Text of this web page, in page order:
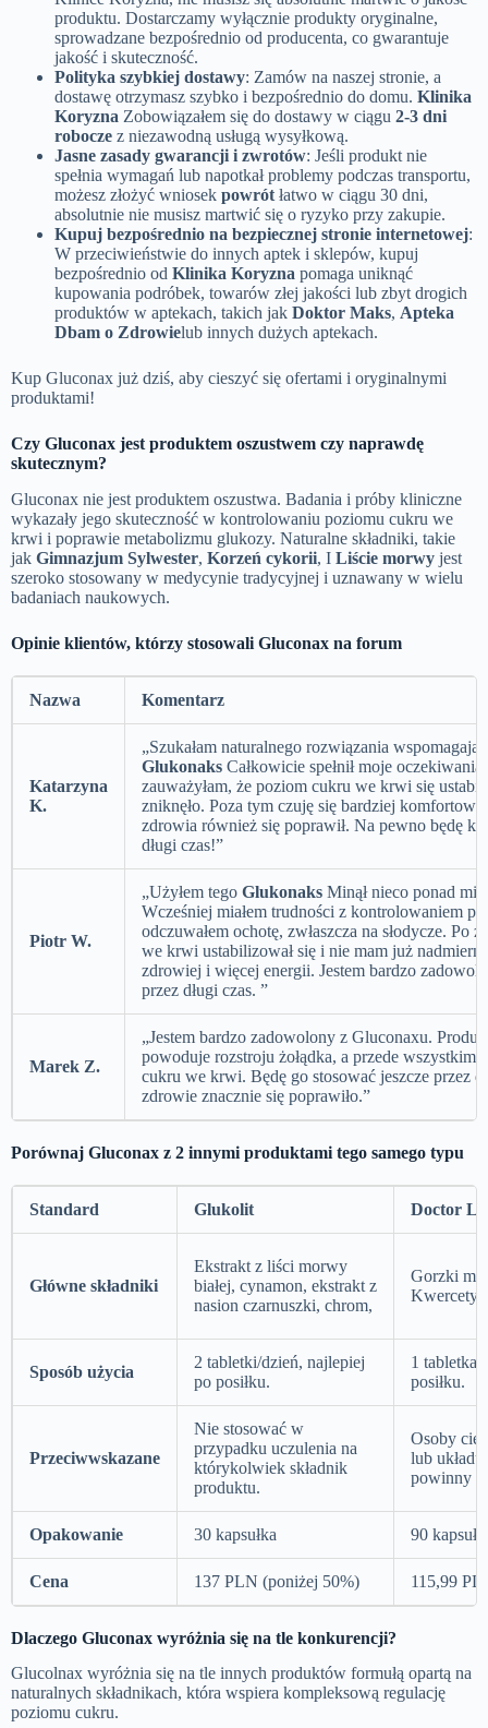
produktu. Dostarczamy wyłącznie produkty oryginalne,
sprowadzane bezpośrednio od producenta, co gwarantuje
jakość i skuteczność.
Polityka szybkiej dostawy: Zamów na naszej stronie, a
dostawę otrzymasz szybko i bezpośrednio do domu. Klinika
Koryzna Zobowiązałem się do dostawy w ciągu 2-3 dni
robocze z niezawodną usługą wysyłkową.
Jasne zasady gwarancji i zwrotów: Jeśli produkt nie
spełnia wymagań lub napotkał problemy podczas transportu,
możesz złożyć wniosek powrót łatwo w ciągu 30 dni,
absolutnie nie musisz martwić się o ryzyko przy zakupie.
Kupuj bezpośrednio na bezpiecznej stronie internetowej:
W przeciwieństwie do innych aptek i sklepów, kupuj
bezpośrednio od Klinika Koryzna pomaga uniknąć
kupowania podróbek, towarów złej jakości lub zbyt drogich
produktów w aptekach, takich jak Doktor Maks, Apteka
Dbam o Zdrowielub innych dużych aptekach.
Kup Gluconax już dziś, aby cieszyć się ofertami i oryginalnymi
produktami!
Czy Gluconax jest produktem oszustwem czy naprawdę
skutecznym?
Gluconax nie jest produktem oszustwa. Badania i próby kliniczne
wykazały jego skuteczność w kontrolowaniu poziomu cukru we
krwi i poprawie metabolizmu glukozy. Naturalne składniki, takie
jak Gimnazjum Sylwester, Korzeń cykorii, I Liście morwy jest
szeroko stosowany w medycynie tradycyjnej i uznawany w wielu
badaniach naukowych.
Opinie klientów, którzy stosowali Gluconax na forum
Nazwa Komentarz
Katarzyna
K.
„Szukałam naturalnego rozwiązania
Glukonaks Całkowicie spełnił moje
zauważyłam, że poziom cukru we krwi się
zniknęło. Poza tym czuję się bardziej
zdrowia również się poprawił. Na pewno będę
długi czas!”
Piotr W.
„Użyłem tego Glukonaks Minął nieco ponad
Wcześniej miałem trudności z kontrolowaniem
odczuwałem ochotę, zwłaszcza na słodycze.
we krwi ustabilizował się i nie mam już
zdrowiej i więcej energii. Jestem bardzo
przez długi czas. ”
Marek Z.
„Jestem bardzo zadowolony z Gluconaxu.
powoduje rozstroju żołądka, a przede wszystkim
cukru we krwi. Będę go stosować jeszcze przez
zdrowie znacznie się poprawiło.”
Porównaj Gluconax z 2 innymi produktami tego samego typu
Standard Glukolit Doctor
Główne składniki
Ekstrakt z liści morwy
białej, cynamon, ekstrakt z
nasion czarnuszki, chrom,
Gorzki
Sposób użycia
2 tabletki/dzień, najlepiej
po posiłku.
1 tabletka/
posiłku.
Przeciwwskazane
Nie stosować w
przypadku uczulenia na
którykolwiek składnik
produktu.
Osoby
lub
powinny
Opakowanie 30 kapsułka 90
Cena 137 PLN (poniżej 50%) 115,99
Dlaczego Gluconax wyróżnia się na tle konkurencji?
Glucolnax wyróżnia się na tle innych produktów formułą opartą na
naturalnych składnikach, która wspiera kompleksową regulację
poziomu cukru.